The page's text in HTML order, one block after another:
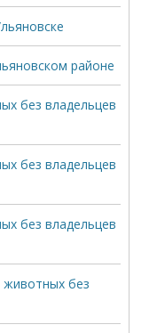
районе
без владельцев
без владельцев
без владельцев
без